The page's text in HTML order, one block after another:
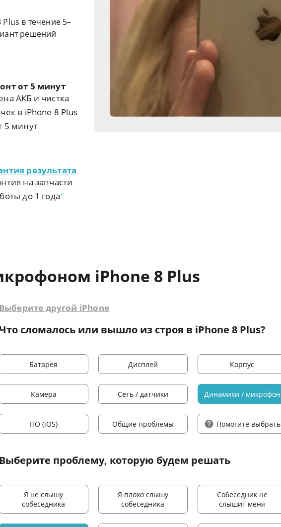
в течение 5–
решений
от 5 минут
АКБ и чистка
в iPhone 8 Plus
5 минут
результата
на запчасти
до 1 года3
iPhone 8 Plus
Выберите другой iPhone
Что сломалось или вышло из строя в iPhone 8 Plus?
Батарея Дисплей Корпус
Камера Сеть / датчики Динамики / микрофон
ПО (iOS) Общие проблемы Помогите выбрать
Выберите проблему, которую будем решать
Я не слышу
собеседника
Я плохо слышу
собеседника
Собеседник не
слышит меня